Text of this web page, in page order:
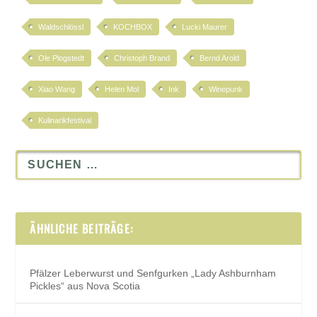
Waldschlössl KOCHBOX Lucki Maurer
Ole Plogstedt Christoph Brand Bernd Arold
Xiao Wang Helen Mol Ink Winepunk
Kulinarikfestival
ÄHNLICHE BEITRÄGE:
Pfälzer Leberwurst und Senfgurken „Lady Ashburnham
Pickles“ aus Nova Scotia